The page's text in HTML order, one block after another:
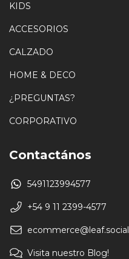
KIDS
ACCESORIOS
CALZADO
HOME & DECO
¿PREGUNTAS?
CORPORATIVO
Contactános
5491123994577
+54 9 11 2399-4577
ecommerce@leaf.social
Visita nuestro Blog!